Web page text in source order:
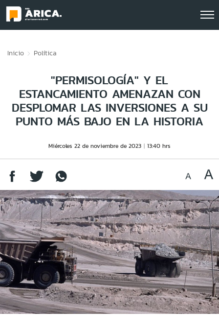
Inicio Política
"PERMISOLOGÍA" Y EL
ESTANCAMIENTO AMENAZAN CON
DESPLOMAR LAS INVERSIONES A SU
PUNTO MÁS BAJO EN LA HISTORIA
Miércoles 22 de noviembre de 2023 13:40 hrs